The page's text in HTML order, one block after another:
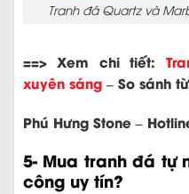
Tranh đá Quartz và
==> Xem chi tiết:
xuyên sáng – So sánh
Phú Hưng Stone –
5- Mua tranh đá tự
công uy tín?